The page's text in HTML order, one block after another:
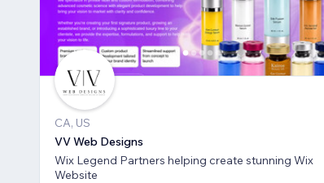
CA, US
VV Web Designs
Wix Legend Partners helping create stunning Wix
Website